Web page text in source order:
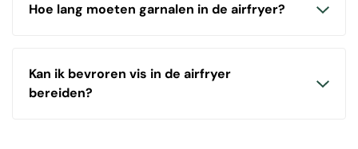
Hoe lang moeten garnalen in de airfryer?
Kan ik bevroren vis in de airfryer
bereiden?